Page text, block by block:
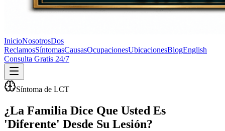
InicioNosotrosDos
ReclamosSíntomasCausasOcupacionesUbicacionesBlogEnglish
Consulta Gratis 24/7
Síntoma de LCT
¿La Familia Dice Que Usted Es
'Diferente' Desde Su Lesión?